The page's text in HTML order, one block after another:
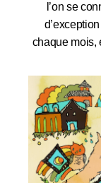
l’on se
chaque mois,